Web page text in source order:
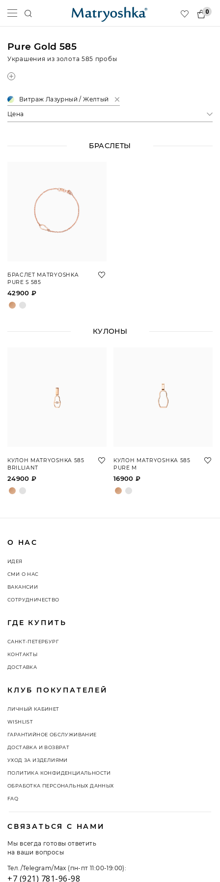
0
Pure Gold 585
Украшения из золота 585 пробы
Витраж Лазурный / Желтый
Цена
БРАСЛЕТЫ
БРАСЛЕТ MATRYOSHKA
PURE S 585
42900 ₽
КУЛОНЫ
КУЛОН MATRYOSHKA 585
BRILLIANT
24900 ₽
КУЛОН MATRYOSHKA 585
PURE M
16900 ₽
О НАС
ИДЕЯ
СМИ О НАС
ВАКАНСИИ
СОТРУДНИЧЕСТВО
ГДЕ КУПИТЬ
САНКТ-ПЕТЕРБУРГ
КОНТАКТЫ
ДОСТАВКА
КЛУБ ПОКУПАТЕЛЕЙ
ЛИЧНЫЙ КАБИНЕТ
WISHLIST
ГАРАНТИЙНОЕ ОБСЛУЖИВАНИЕ
ДОСТАВКА И ВОЗВРАТ
УХОД ЗА ИЗДЕЛИЯМИ
ПОЛИТИКА КОНФИДЕНЦИАЛЬНОСТИ
ОБРАБОТКА ПЕРСОНАЛЬНЫХ ДАННЫХ
FAQ
СВЯЗАТЬСЯ С НАМИ
Мы всегда готовы ответить
на ваши вопросы
Тел./Telegram/Max (пн-пт 11:00-19:00):
+7 (921) 781-96-98